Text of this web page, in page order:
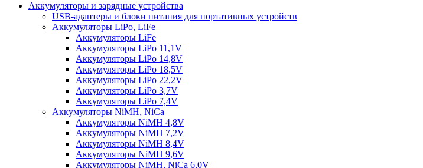
Аккумуляторы и зарядные устройства
USB-адаптеры и блоки питания для портативных устройств
Аккумуляторы LiPo, LiFe
Аккумуляторы LiFe
Аккумуляторы LiPo 11,1V
Аккумуляторы LiPo 14,8V
Аккумуляторы LiPo 18,5V
Аккумуляторы LiPo 22,2V
Аккумуляторы LiPo 3,7V
Аккумуляторы LiPo 7,4V
Аккумуляторы NiMH, NiCa
Аккумуляторы NiMH 4,8V
Аккумуляторы NiMH 7,2V
Аккумуляторы NiMH 8,4V
Аккумуляторы NiMH 9,6V
Аккумуляторы NiMH, NiCa 6,0V